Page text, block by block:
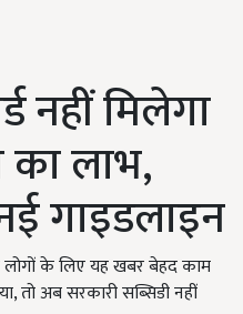
नहीं मिलेगा
का लाभ,
गाइडलाइन
के लिए यह खबर बेहद काम
तो अब सरकारी सब्सिडी नहीं